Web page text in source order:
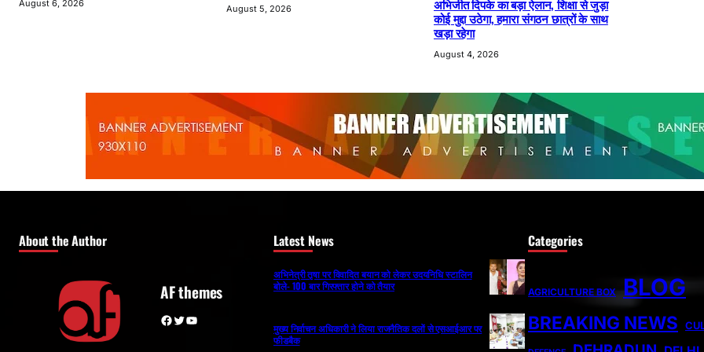
August 6, 2026 August 5, 2026
अभिजीत दिपके का बड़ा ऐलान, शिक्षा से जुड़ा
कोई मुद्दा उठेगा, हमारा संगठन छात्रों के साथ
खड़ा रहेगा
August 4, 2026
About the Author
AF themes
Facebook Twitter YouTube
Latest News
अभिनेत्री तृषा पर विवादित बयान को लेकर उदयनिधि स्टालिन
बोले- 100 बार गिरफ्तार होने को तैयार
मुख्य निर्वाचन अधिकारी ने लिया राजनैतिक दलों से एसआईआर पर
फीडबैक
Categories
AGRICULTURE BOX BLOG
BREAKING NEWS